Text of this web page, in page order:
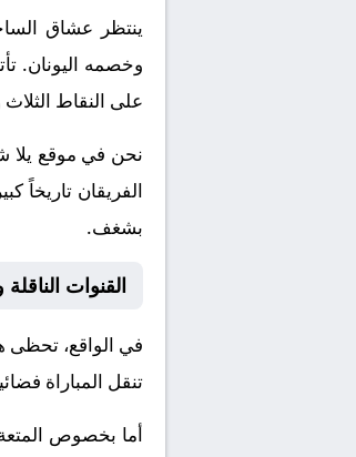
ينتظر عشاق
وخصمه اليونان.
على النقاط
نحن في موقع
الفريقان تاريخاً
بشغف.
القنوات
في الواقع، تحظى
تنقل المباراة
أما بخصوص